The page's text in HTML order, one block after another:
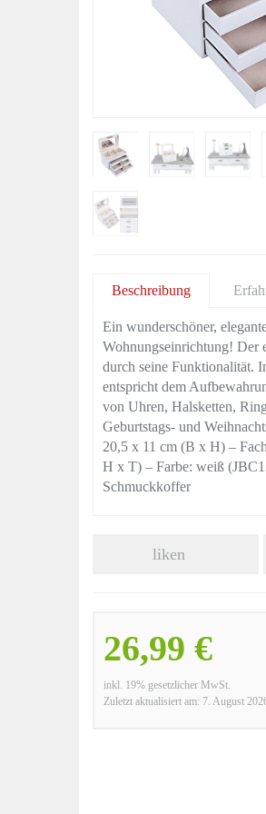
Beschreibung
Ein wunderschöner,
Wohnungseinrichtung! Der
durch seine Funktionalität.
entspricht dem
von Uhren, Halsketten,
Geburtstags- und
20,5 x 11 cm (B x H) –
H x T) – Farbe: weiß
Schmuckkoffer
liken
26,99 €
inkl. 19% gesetzlicher MwSt.
Zuletzt aktualisiert am: 7. August